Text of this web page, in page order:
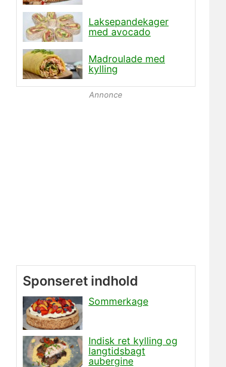
Laksepandekager
med avocado
Madroulade med
kylling
Annonce